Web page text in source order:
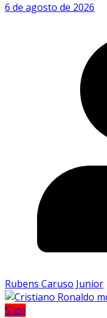
6 de agosto de 2026
Rubens Caruso Junior
Slide